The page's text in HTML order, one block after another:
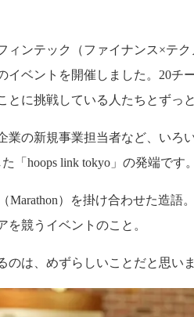
ィンテック（ファイナンス×テ
ベントを開催しました。20チ
に挑戦している人たちとずっ
業の新規事業担当者など、い
「hoops link tokyo」の発端です。
Marathon）を掛け合わせた造
競うイベントのこと。
のは、めずらしいことだと思い